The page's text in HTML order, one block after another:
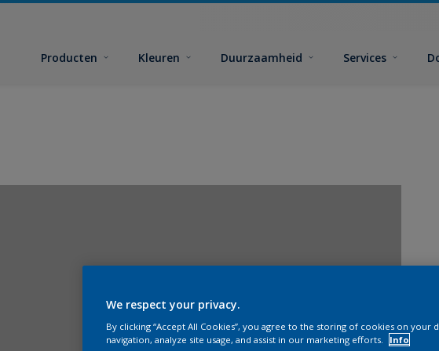
Producten Kleuren Duurzaamheid Services
We respect your privacy.
By clicking “Accept All Cookies”, you agree to the storing of cookies on your
navigation, analyze site usage, and assist in our marketing efforts.
Info